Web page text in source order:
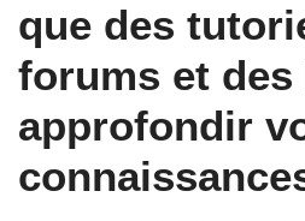
que des
forums et
approfondir